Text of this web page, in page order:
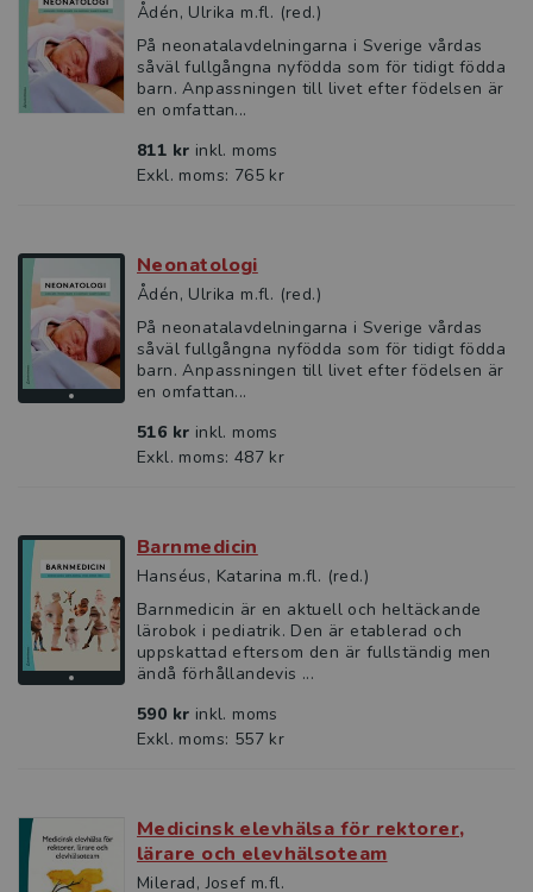
Ådén, Ulrika m.fl. (red.)
På neonatalavdelningarna i Sverige vårdas
såväl fullgångna nyfödda som för tidigt födda
barn. Anpassningen till livet efter födelsen är
en omfattan...
811 kr inkl. moms
Exkl. moms: 765 kr
Neonatologi
Ådén, Ulrika m.fl. (red.)
På neonatalavdelningarna i Sverige vårdas
såväl fullgångna nyfödda som för tidigt födda
barn. Anpassningen till livet efter födelsen är
en omfattan...
516 kr inkl. moms
Exkl. moms: 487 kr
Barnmedicin
Hanséus, Katarina m.fl. (red.)
Barnmedicin är en aktuell och heltäckande
lärobok i pediatrik. Den är etablerad och
uppskattad eftersom den är fullständig men
ändå förhållandevis ...
590 kr inkl. moms
Exkl. moms: 557 kr
Medicinsk elevhälsa för rektorer,
lärare och elevhälsoteam
Milerad, Josef m.fl.